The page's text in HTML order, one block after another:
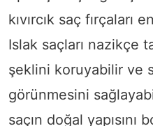
kıvırcık saç fırçaları
Islak saçları nazikçe
şeklini koruyabilir ve
görünmesini
saçın doğal